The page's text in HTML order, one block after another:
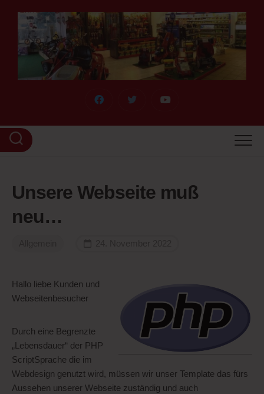
Unsere Webseite muß
neu…
Hallo liebe Kunden und
Webseitenbesucher
Durch eine Begrenzte
„Lebensdauer“ der PHP
ScriptSprache die im
Webdesign genutzt wird, müssen wir unser Template das fürs
Aussehen unserer Webseite zuständig und auch